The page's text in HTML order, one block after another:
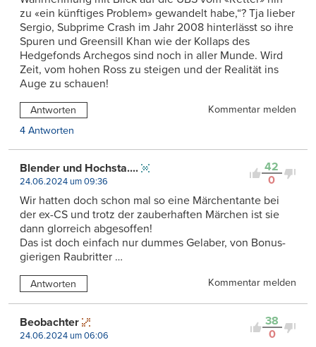
zu «ein künftiges Problem» gewandelt habe,“? Tja lieber
Sergio, Subprime Crash im Jahr 2008 hinterlässt so ihre
Spuren und Greensill Khan wie der Kollaps des
Hedgefonds Archegos sind noch in aller Munde. Wird
Zeit, vom hohen Ross zu steigen und der Realität ins
Auge zu schauen!
Antworten
Kommentar melden
4 Antworten
42
0
Blender und Hochsta....
24.06.2024 um 09:36
Wir hatten doch schon mal so eine Märchentante bei
der ex-CS und trotz der zauberhaften Märchen ist sie
dann glorreich abgesoffen!
Das ist doch einfach nur dummes Gelaber, von Bonus-
gierigen Raubritter …
Antworten Kommentar melden
38
0
Beobachter
24.06.2024 um 06:06